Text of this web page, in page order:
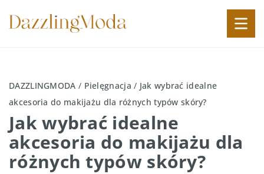
DAZZLINGMODA / Pielęgnacja / Jak wybrać idealne
akcesoria do makijażu dla różnych typów skóry?
Jak wybrać idealne
akcesoria do makijażu dla
różnych typów skóry?